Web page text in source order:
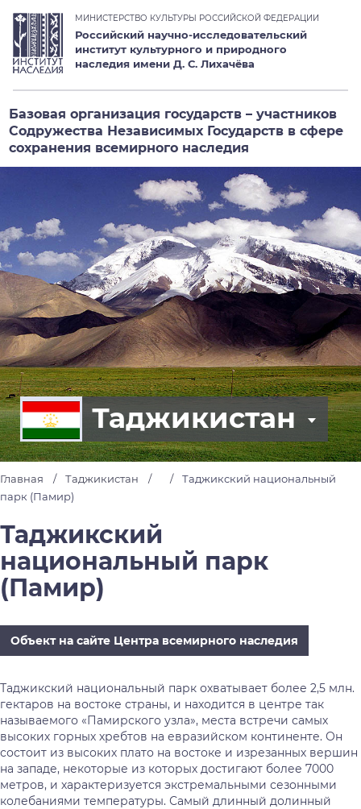
МИНИСТЕРСТВО КУЛЬТУРЫ РОССИЙСКОЙ ФЕДЕРАЦИИ
Российский научно-исследовательский
институт культурного и природного
наследия имени Д. С. Лихачёва
Базовая организация государств – участников
Содружества Независимых Государств в сфере
сохранения всемирного наследия
Таджикистан
Главная Таджикистан
Таджикский национальный
парк (Памир)
Таджикский
национальный парк
(Памир)
Объект на сайте Центра всемирного наследия
Таджикский национальный парк охватывает более 2,5 млн.
гектаров на востоке страны, и находится в центре так
называемого «Памирского узла», места встречи самых
высоких горных хребтов на евразийском континенте. Он
состоит из высоких плато на востоке и изрезанных вершин
на западе, некоторые из которых достигают более 7000
метров, и характеризуется экстремальными сезонными
колебаниями температуры. Самый длинный долинный